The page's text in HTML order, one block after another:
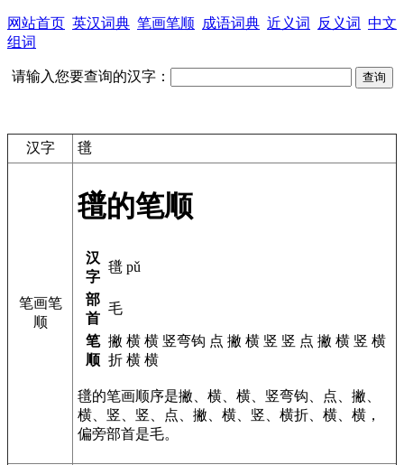
网站首页 英汉词典 笔画笔顺 成语词典 近义词 反义词 中文
组词
请输入您要查询的汉字：
汉字 氆
笔画笔
顺
氆的笔顺
汉
字
氆 pǔ
部
首
毛
笔
顺
撇 横 横 竖弯钩 点 撇 横 竖 竖 点 撇 横 竖 横
折 横 横
氆的笔画顺序是撇、横、横、竖弯钩、点、撇、
横、竖、竖、点、撇、横、竖、横折、横、横，
偏旁部首是毛。